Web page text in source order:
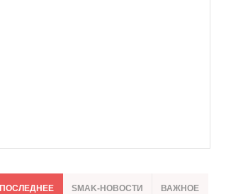
ПОСЛЕДНЕЕ SMAK-НОВОСТИ ВАЖНОЕ